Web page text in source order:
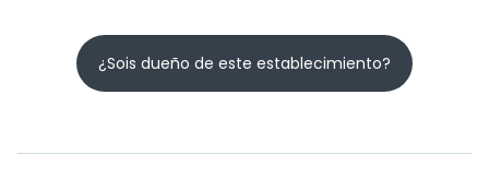
¿Sois dueño de este establecimiento?